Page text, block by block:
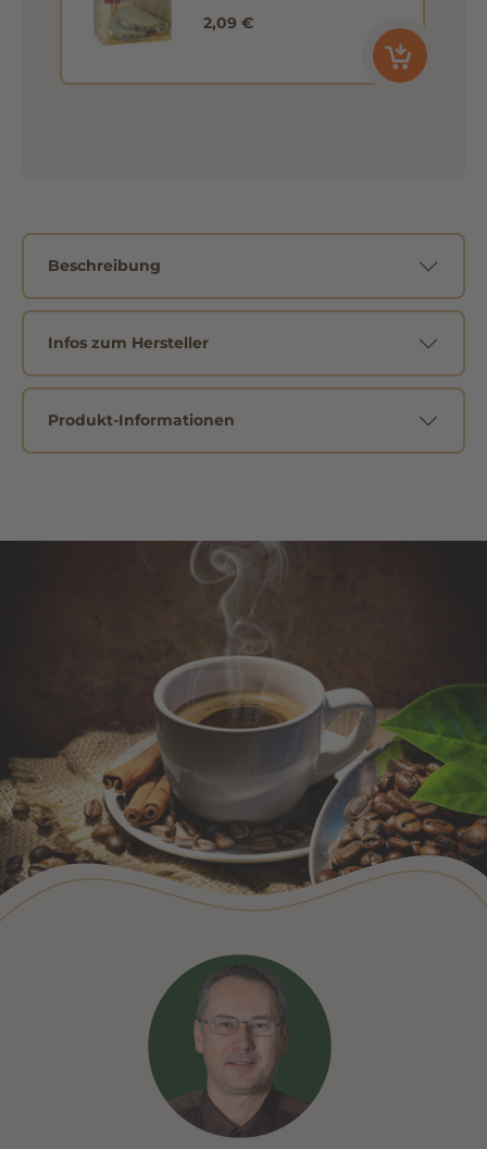
2,09 €
Beschreibung
Infos zum Hersteller
Produkt-Informationen